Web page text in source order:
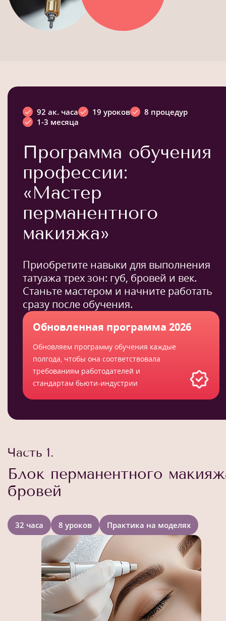
92 ак. часа 19 уроков
8 процедур
1-3 месяца
Программа обучения
профессии:
«Мастер
перманентного
макияжа»
Приобретите навыки для выполнения
татуажа трех зон: губ, бровей и век.
Станьте мастером и начните работать
сразу после обучения.
Обновленная программа 2026
Обновляем программу обучения каждые
полгода, чтобы она соответствовала
требованиям работодателей и
стандартам бьюти-индустрии
Часть 1.
Блок перманентного
бровей
32 часа 8 уроков Практика на моделях